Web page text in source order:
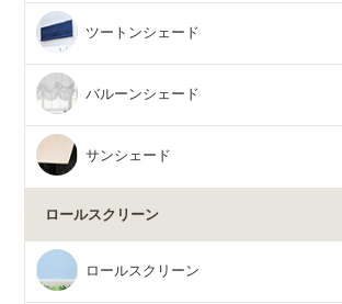
ツートンシェード
バルーンシェード
サンシェード
ロールスクリーン
ロールスクリーン